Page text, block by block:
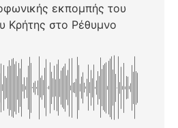
εκπομπής του
Κρήτης στο Ρέθυμνο